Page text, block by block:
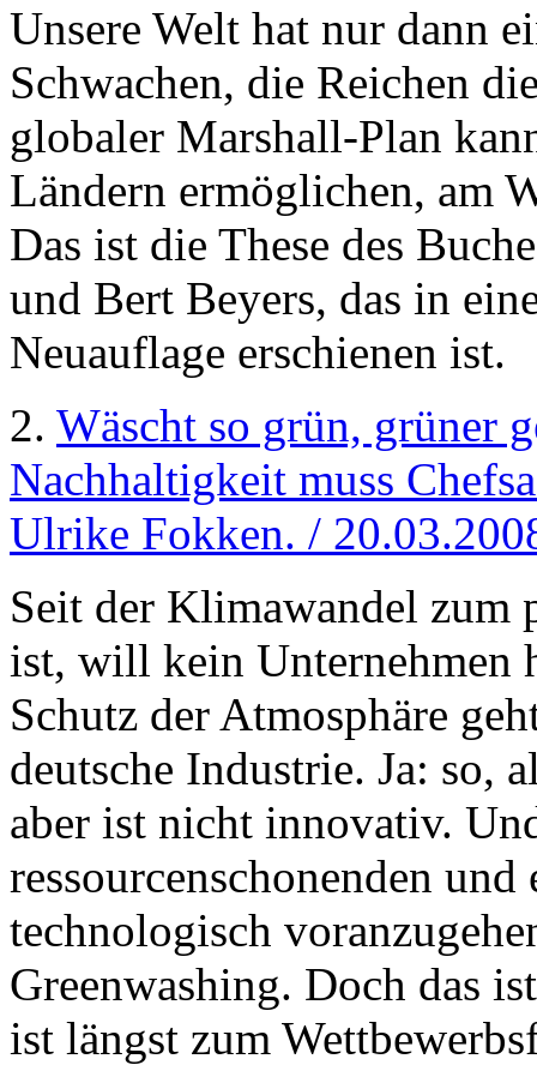
Unsere Welt hat nur dann
Schwachen, die Reichen
globaler Marshall-Plan
Ländern ermöglichen, am
Das ist die These des
und Bert Beyers, das in
Neuauflage erschienen ist.
2. Wäscht so grün, grüner
Nachhaltigkeit muss
Ulrike Fokken. /
Seit der Klimawandel zum
ist, will kein Unternehmen
Schutz der Atmosphäre
deutsche Industrie. Ja: so,
aber ist nicht innovativ.
ressourcenschonenden
technologisch
Greenwashing. Doch das
ist längst zum